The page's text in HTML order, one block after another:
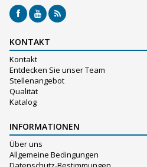
KONTAKT
Kontakt
Entdecken Sie unser Team
Stellenangebot
Qualität
Katalog
INFORMATIONEN
Über uns
Allgemeine Bedingungen